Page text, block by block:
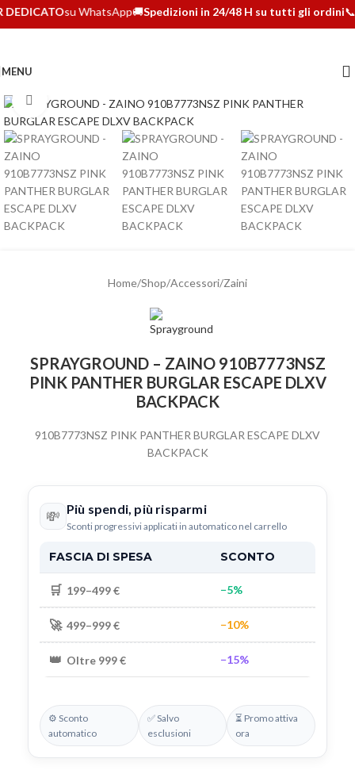
DEDICATOsu WhatsApp🚚Spedizioni in 24/48 H su tutti gli ordini📞
MENU
Clicca per ingrandire
Home/Shop/Accessori/Zaini
SPRAYGROUND – ZAINO 910B7773NSZ
PINK PANTHER BURGLAR ESCAPE DLXV
BACKPACK
910B7773NSZ PINK PANTHER BURGLAR ESCAPE DLXV
BACKPACK
💸 Più spendi, più risparmi
Sconti progressivi applicati in automatico nel carrello
FASCIA DI SPESA SCONTO
🛒 199–499 € −5%
🚀 499–999 € −10%
👑 Oltre 999 € −15%
⚙️ Sconto
automatico
✅ Salvo
esclusioni
⏳ Promo attiva
ora